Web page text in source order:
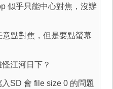
似乎只能中心對焦，沒辦
點對焦，但是要點螢幕
江河日下？
SD 會 file size 0 的問題